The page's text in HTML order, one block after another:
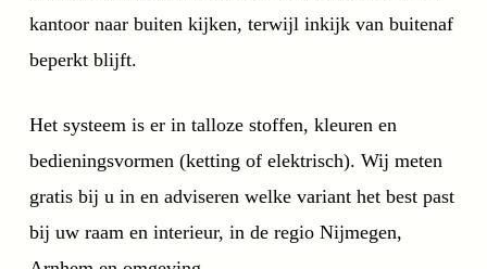
kantoor naar buiten kijken, terwijl inkijk van buitenaf
beperkt blijft.
Het systeem is er in talloze stoffen, kleuren en
bedieningsvormen (ketting of elektrisch). Wij meten
gratis bij u in en adviseren welke variant het best past
bij uw raam en interieur, in de regio Nijmegen,